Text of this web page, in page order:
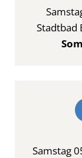
Stadtbad
Samstag